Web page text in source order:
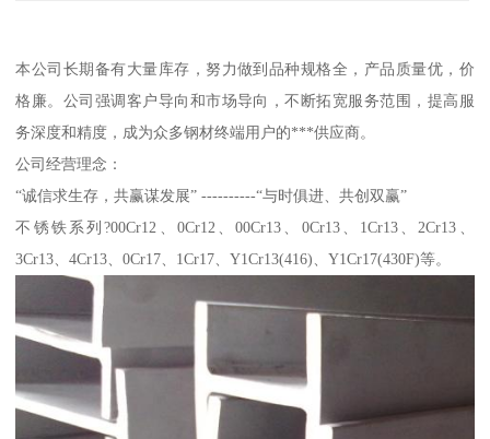
本公司长期备有大量库存，努力做到品种规格全，产品质量优，价
格廉。公司强调客户导向和市场导向，不断拓宽服务范围，提高服
务深度和精度，成为众多钢材终端用户的***供应商。
公司经营理念：
“诚信求生存，共赢谋发展” ----------“与时俱进、共创双赢”
不锈铁系列?00Cr12、0Cr12、00Cr13、0Cr13、1Cr13、2Cr13、
3Cr13、4Cr13、0Cr17、1Cr17、Y1Cr13(416)、Y1Cr17(430F)等。